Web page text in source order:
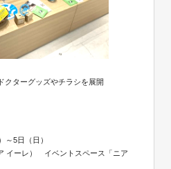
クターグッズやチラシを展開
～5日（日）
イーレ） イベントスペース「ニア